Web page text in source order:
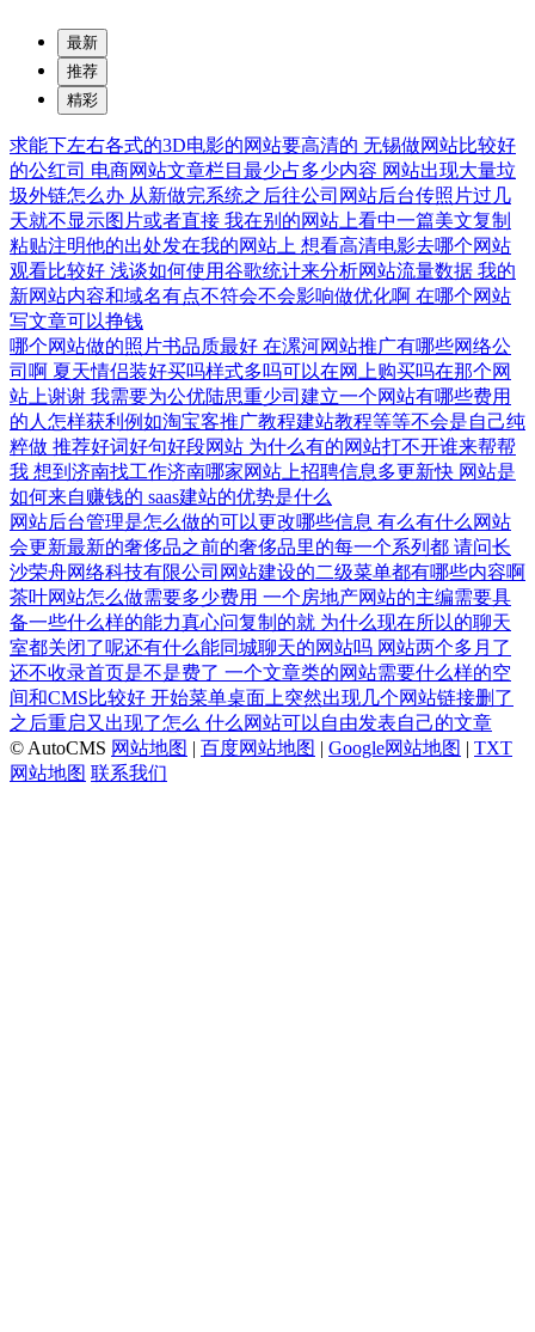
最新
推荐
精彩
求能下左右各式的3D电影的网站要高清的 无锡做网站比较好
的公红司 电商网站文章栏目最少占多少内容 网站出现大量垃
圾外链怎么办 从新做完系统之后往公司网站后台传照片过几
天就不显示图片或者直接 我在别的网站上看中一篇美文复制
粘贴注明他的出处发在我的网站上 想看高清电影去哪个网站
观看比较好 浅谈如何使用谷歌统计来分析网站流量数据 我的
新网站内容和域名有点不符会不会影响做优化啊 在哪个网站
写文章可以挣钱
哪个网站做的照片书品质最好 在漯河网站推广有哪些网络公
司啊 夏天情侣装好买吗样式多吗可以在网上购买吗在那个网
站上谢谢 我需要为公优陆思重少司建立一个网站有哪些费用
的人怎样获利例如淘宝客推广教程建站教程等等不会是自己纯
粹做 推荐好词好句好段网站 为什么有的网站打不开谁来帮帮
我 想到济南找工作济南哪家网站上招聘信息多更新快 网站是
如何来自赚钱的 saas建站的优势是什么
网站后台管理是怎么做的可以更改哪些信息 有么有什么网站
会更新最新的奢侈品之前的奢侈品里的每一个系列都 请问长
沙荣舟网络科技有限公司网站建设的二级菜单都有哪些内容啊
茶叶网站怎么做需要多少费用 一个房地产网站的主编需要具
备一些什么样的能力真心问复制的就 为什么现在所以的聊天
室都关闭了呢还有什么能同城聊天的网站吗 网站两个多月了
还不收录首页是不是费了 一个文章类的网站需要什么样的空
间和CMS比较好 开始菜单桌面上突然出现几个网站链接删了
之后重启又出现了怎么 什么网站可以自由发表自己的文章
© AutoCMS 网站地图 | 百度网站地图 | Google网站地图 | TXT
网站地图 联系我们